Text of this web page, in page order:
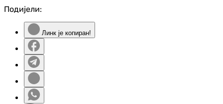
Подијели:
Линк је копиран!